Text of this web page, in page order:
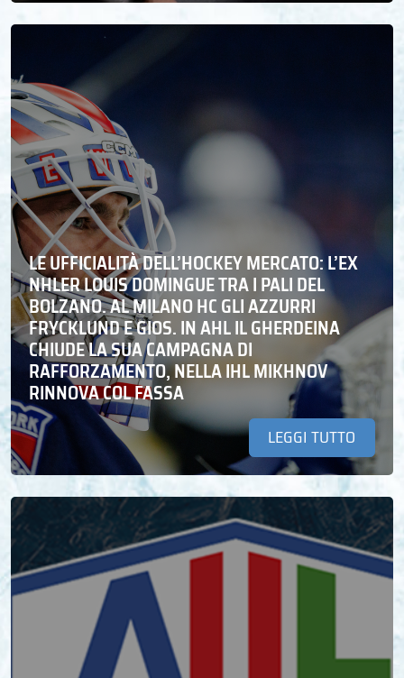
LE UFFICIALITÀ DELL’HOCKEY MERCATO: L’EX
NHLER LOUIS DOMINGUE TRA I PALI DEL
BOLZANO. AL MILANO HC GLI AZZURRI
FRYCKLUND E GIOS. IN AHL IL GHERDEINA
CHIUDE LA SUA CAMPAGNA DI
RAFFORZAMENTO, NELLA IHL MIKHNOV
RINNOVA COL FASSA
LEGGI TUTTO